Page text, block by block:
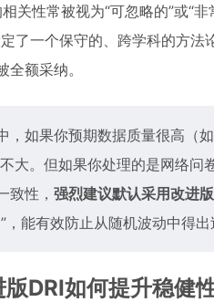
关性常被视为“可忽略的”或“
了一个保守的、跨学科的方
额采纳。
，如果你预期数据质量很高（
大。但如果你处理的是网络问
致性， 强烈建议默认采用改进
，能有效防止从随机波动中得
DRI如何提升稳健